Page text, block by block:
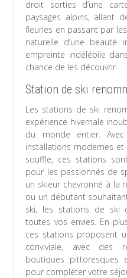
droit sorties d’une
paysages alpins, allant
fleuries en passant par
naturelle d’une beauté
empreinte indélébile
chance de les découvrir.
Station de ski
Les stations de ski
expérience hivernale
du monde entier.
installations modernes
souffle, ces stations
pour les passionnés de
un skieur chevronné à la
ou un débutant
ski, les stations de ski
toutes vos envies. En
ces stations proposent
conviviale, avec des
boutiques pittoresques
pour compléter votre